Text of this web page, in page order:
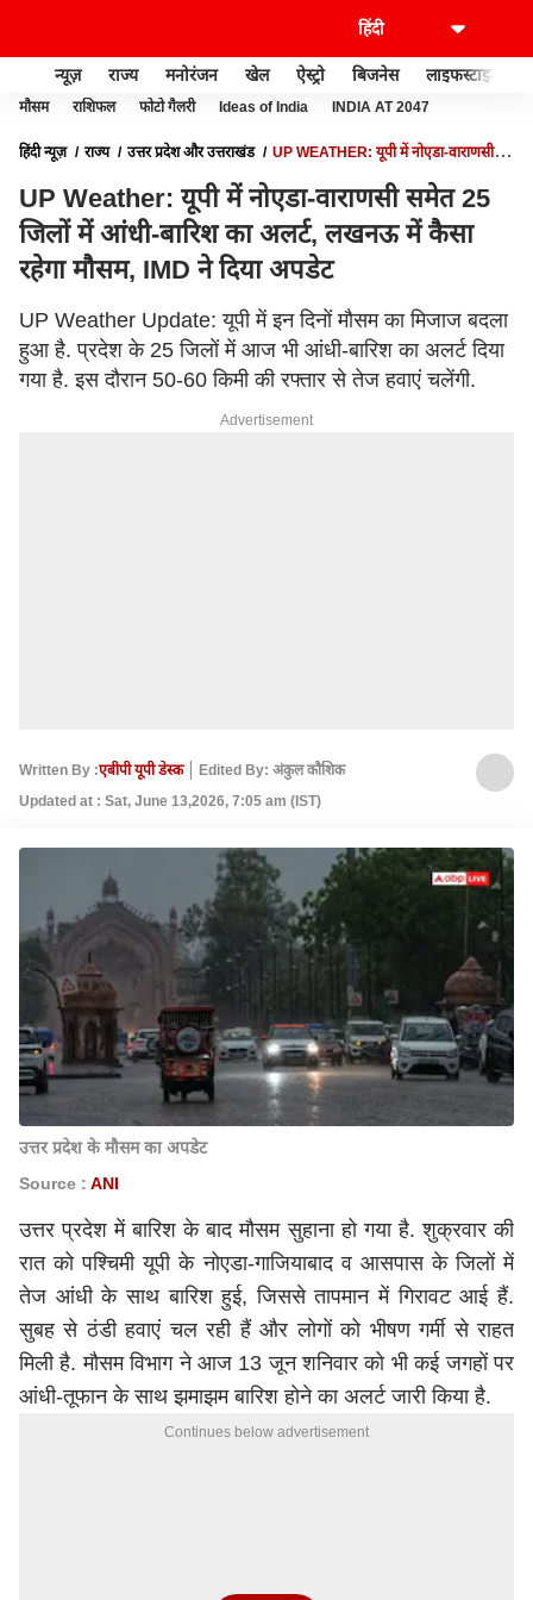
न्यूज़ राज्य मनोरंजन खेल ऐस्ट्रो बिजनेस लाइफस्टाइल
मौसम राशिफल फोटो गैलरी Ideas of India INDIA AT 2047
हिंदी न्यूज़ राज्य उत्तर प्रदेश और उत्तराखंड
UP WEATHER: यूपी में नोएडा-वाराणसी
UP Weather: यूपी में नोएडा-वाराणसी समेत 25
जिलों में आंधी-बारिश का अलर्ट, लखनऊ में कैसा
रहेगा मौसम, IMD ने दिया अपडेट
UP Weather Update: यूपी में इन दिनों मौसम का मिजाज बदला
हुआ है. प्रदेश के 25 जिलों में आज भी आंधी-बारिश का अलर्ट दिया
गया है. इस दौरान 50-60 किमी की रफ्तार से तेज हवाएं चलेंगी.
Advertisement
Written By :एबीपी यूपी डेस्क
Edited By: अंकुल कौशिक
Updated at : Sat, June 13,2026, 7:05 am (IST)
उत्तर प्रदेश के मौसम का अपडेट
Source : ANI
उत्तर प्रदेश में बारिश के बाद मौसम सुहाना हो गया है. शुक्रवार की
रात को पश्चिमी यूपी के नोएडा-गाजियाबाद व आसपास के जिलों में
तेज आंधी के साथ बारिश हुई, जिससे तापमान में गिरावट आई हैं.
सुबह से ठंडी हवाएं चल रही हैं और लोगों को भीषण गर्मी से राहत
मिली है. मौसम विभाग ने आज 13 जून शनिवार को भी कई जगहों पर
आंधी-तूफान के साथ झमाझम बारिश होने का अलर्ट जारी किया है.
Continues below advertisement